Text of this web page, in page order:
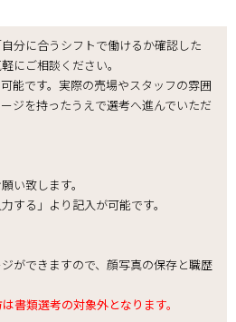
分に合うシフトで働けるか確認した
にご相談ください。
能です。実際の売場やスタッフの雰囲
ジを持ったうえで選考へ進んでいただ
い致します。
する」より記入が可能です。
ができますので、顔写真の保存と職歴
書類選考の対象外となります。